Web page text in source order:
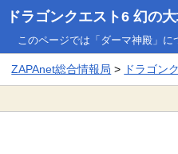
ドラゴンクエスト6 幻の
このページでは「ダーマ神殿」に
ZAPAnet総合情報局 > ドラゴン